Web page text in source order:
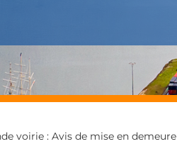
voirie : Avis de mise en demeure